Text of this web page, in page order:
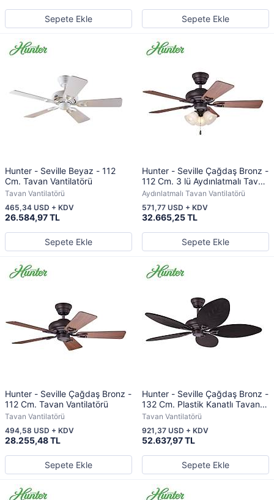
Sepete Ekle Sepete Ekle
Hunter - Seville Beyaz - 112
Cm. Tavan Vantilatörü
Tavan Vantilatörü
26.584,97 TL
465,34 USD + KDV
Sepete Ekle
Hunter - Seville Çağdaş Bronz -
112 Cm. 3 lü Aydınlatmalı Tavan
Vantilatörü
Aydınlatmalı Tavan Vantilatörü
32.665,25 TL
571,77 USD + KDV
Sepete Ekle
Hunter - Seville Çağdaş Bronz -
112 Cm. Tavan Vantilatörü
Tavan Vantilatörü
28.255,48 TL
494,58 USD + KDV
Sepete Ekle
Hunter - Seville Çağdaş Bronz -
132 Cm. Plastik Kanatlı Tavan
Vantilatörü
Tavan Vantilatörü
52.637,97 TL
921,37 USD + KDV
Sepete Ekle